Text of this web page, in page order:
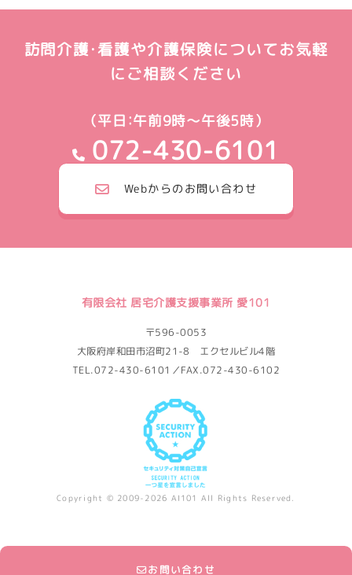
訪問介護・看護や介護保険についてお気軽
にご相談ください
（平日：午前9時～午後5時）
072-430-6101
Webからのお問い合わせ
有限会社 居宅介護支援事業所 愛101
〒596-0053
大阪府岸和田市沼町21-8 エクセルビル4階
TEL.072-430-6101／FAX.072-430-6102
Copyright © 2009-2026 AI101 All Rights Reserved.
お問い合わせ